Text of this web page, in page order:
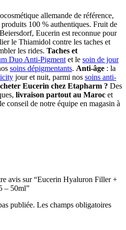
allemande de référence,
100 % authentiques. Fruit de
Eucerin est reconnue pour
le Thiamidol contre les taches et
les rides. Taches et
Duo Anti-Pigment et le soin de jour
soins dépigmentants. Anti-âge : la
jour et nuit, parmi nos soins anti-
Eucerin chez Etapharm ? Des
livraison partout au Maroc et
conseil de notre équipe en magasin à
avis sur “Eucerin Hyaluron Filler +
– 50ml”
publiée. Les champs obligatoires